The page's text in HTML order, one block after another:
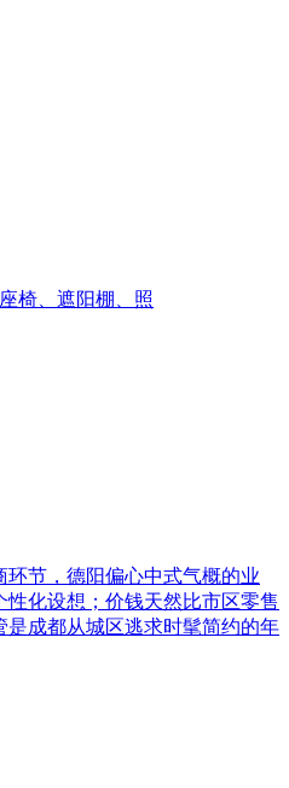
椅、遮阳棚、照
环节，德阳偏心中式气概的业
性化设想；价钱天然比市区零售
是成都从城区逃求时髦简约的年